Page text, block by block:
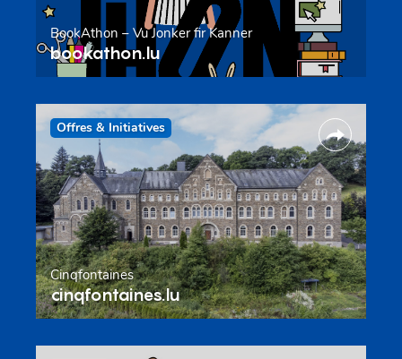
BookAthon – Vu Jonker fir Kanner
bookathon.lu
Offres & Initiatives
Cinqfontaines
cinqfontaines.lu